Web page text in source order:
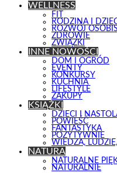
WELLNESS
FIT
RODZINA I
ROZWÓJ
ZDROWIE
ZWIĄZKI
INNE NOWOŚCI
DOM I OGRÓD
EVENTY
KONKURSY
KUCHNIA
LIFESTYLE
ZAKUPY
KSIĄŻKI
DZIECI I
POWIEŚĆ
FANTASTYKA
POZYTYWNIE
WIEDZA, LUDZIE,
NATURA
NATURALNE
NATURALNIE